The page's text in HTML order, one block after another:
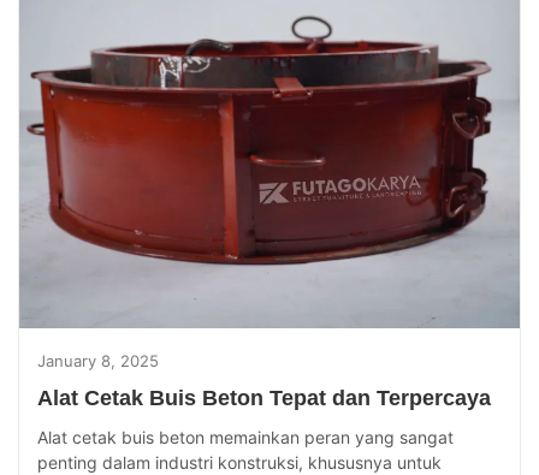
January 8, 2025
Alat Cetak Buis Beton Tepat dan Terpercaya
Alat cetak buis beton memainkan peran yang sangat
penting dalam industri konstruksi, khususnya untuk